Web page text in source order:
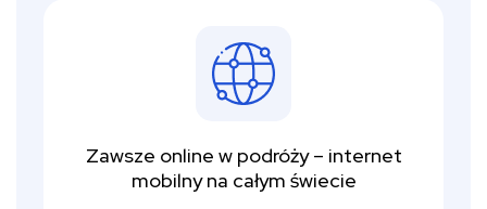
Zawsze online w podróży – internet
mobilny na całym świecie